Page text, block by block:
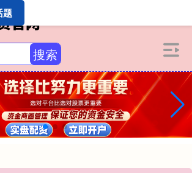
搜索
题